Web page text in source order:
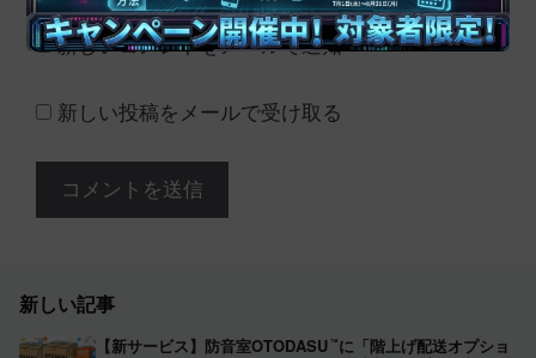
新しいコメントをメールで通知
新しい投稿をメールで受け取る
新しい記事
【新サービス】防音室OTODASU ™ に「階上げ配送オプショ